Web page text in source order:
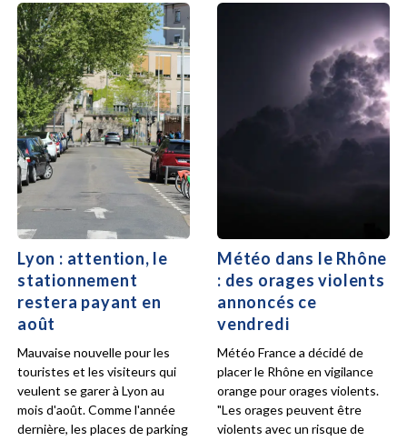
Lyon : attention, le
stationnement
restera payant en
août
Mauvaise nouvelle pour les
touristes et les visiteurs qui
veulent se garer à Lyon au
mois d'août. Comme l'année
dernière, les places de parking
Météo dans le Rhône
: des orages violents
annoncés ce
vendredi
Météo France a décidé de
placer le Rhône en vigilance
orange pour orages violents.
"Les orages peuvent être
violents avec un risque de